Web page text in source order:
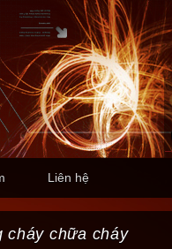
Liên hệ
cháy chữa cháy